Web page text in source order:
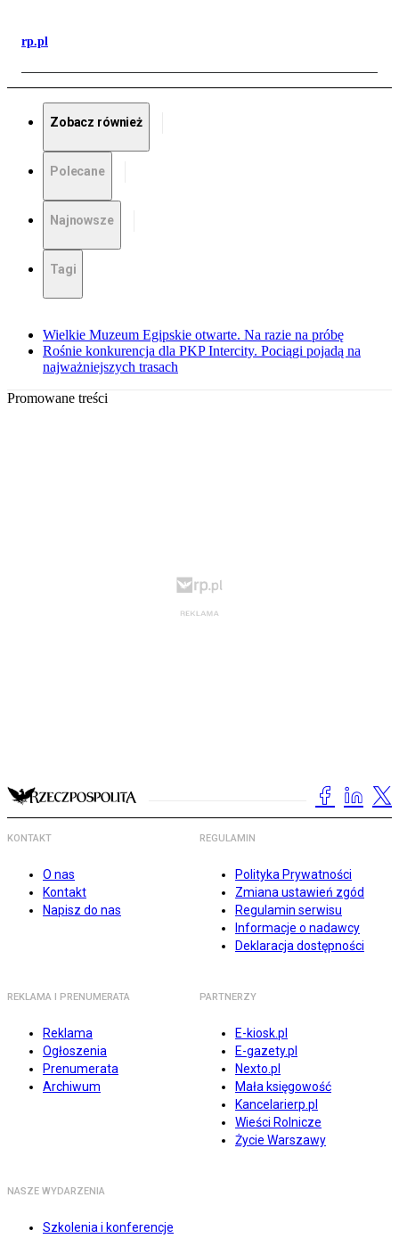
rp.pl
Zobacz również
Polecane
Najnowsze
Tagi
Wielkie Muzeum Egipskie otwarte. Na razie na próbę
Rośnie konkurencja dla PKP Intercity. Pociągi pojadą na
najważniejszych trasach
Promowane treści
KONTAKT
O nas
Kontakt
Napisz do nas
REGULAMIN
Polityka Prywatności
Zmiana ustawień zgód
Regulamin serwisu
Informacje o nadawcy
Deklaracja dostępności
REKLAMA I PRENUMERATA
Reklama
Ogłoszenia
Prenumerata
Archiwum
PARTNERZY
E-kiosk.pl
E-gazety.pl
Nexto.pl
Mała księgowość
Kancelarierp.pl
Wieści Rolnicze
Życie Warszawy
NASZE WYDARZENIA
Szkolenia i konferencje